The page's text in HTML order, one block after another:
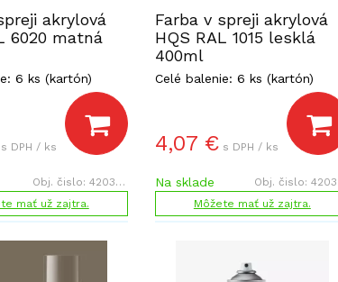
akrylová
6020 matná
6 ks (kartón)
s DPH / ks
Obj. čislo: 420385
mať už zajtra.
Farba v spreji akrylová
HQS RAL 1015 lesklá
400ml
Celé balenie: 6 ks (kartón)
4,07 € s DPH / ks
Na sklade Obj. čislo: 420369
Môžete mať už zajtra.